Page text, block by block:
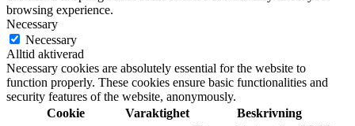
browsing experience.
Necessary
Necessary
Alltid aktiverad
Necessary cookies are absolutely essential for the website to
function properly. These cookies ensure basic functionalities and
security features of the website, anonymously.
Cookie
Varaktighet Beskrivning